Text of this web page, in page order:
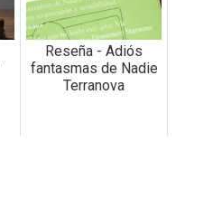
Reseña - Adiós
fantasmas de Nadie
Terranova